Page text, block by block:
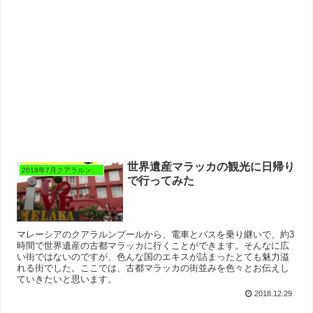
世界遺産マラッカの観光に日帰り
で行ってみた
マレーシアのクアラルンプールから、電車とバスを乗り継いで、約3
時間で世界遺産の古都マラッカに行くことができます。そんなに広
い街ではないのですが、色んな国のエキスが詰まったとても魅力溢
れる街でした。ここでは、古都マラッカの街並みを色々とお伝えし
ていきたいと思います。
2018.12.29